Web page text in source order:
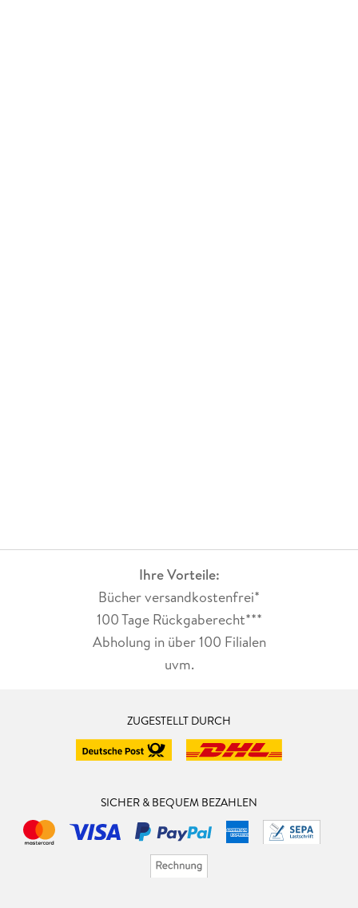
Ihre Vorteile:
Bücher versandkostenfrei*
100 Tage Rückgaberecht***
Abholung in über 100 Filialen
uvm.
ZUGESTELLT DURCH
SICHER & BEQUEM BEZAHLEN